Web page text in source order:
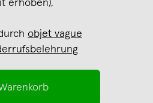
erhoben),
objet vague